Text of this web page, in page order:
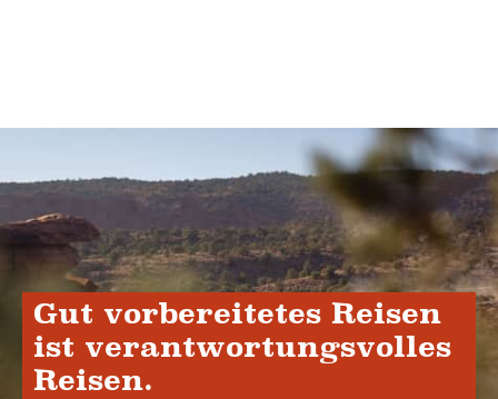
Gut vorbereitetes Reisen
ist verantwortungsvolles
Reisen.